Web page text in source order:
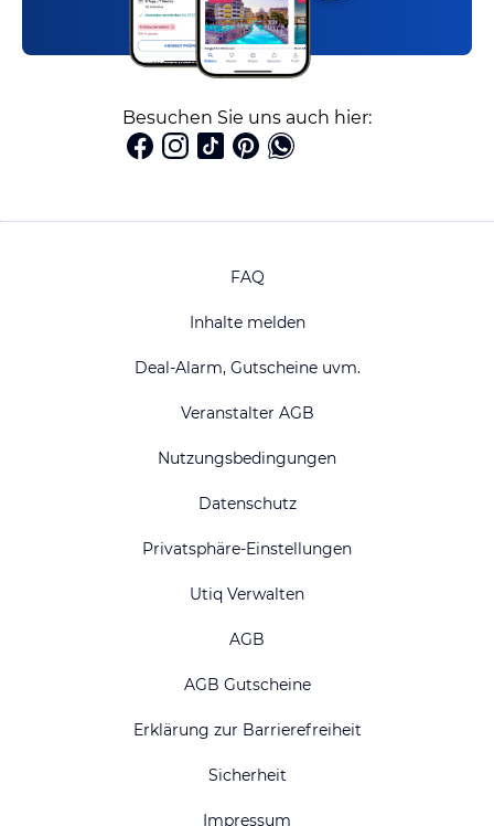
Besuchen Sie uns auch hier:
FAQ
Inhalte melden
Deal-Alarm, Gutscheine uvm.
Veranstalter AGB
Nutzungsbedingungen
Datenschutz
Privatsphäre-Einstellungen
Utiq Verwalten
AGB
AGB Gutscheine
Erklärung zur Barrierefreiheit
Sicherheit
Impressum